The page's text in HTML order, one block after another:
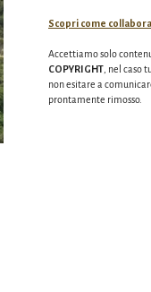
Scopri come
Accettiamo solo
COPYRIGHT , nel caso
non esitare a
prontamente rimosso.